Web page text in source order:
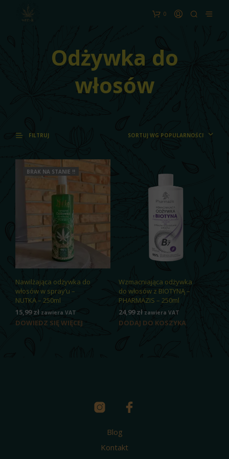
0
Odżywka do
włosów
FILTRUJ SORTUJ WG POPULARNOŚCI
BRAK NA STANIE !!
Nawilżająca odżywka do
włosów w spray’u –
NUTKA – 250ml
15,99zł zawiera VAT
DOWIEDZ SIĘ WIĘCEJ
Wzmacniająca odżywka
do włosów z BIOTYNĄ –
PHARMAZIS – 250ml
24,99zł zawiera VAT
DODAJ DO KOSZYKA
Blog
Kontakt